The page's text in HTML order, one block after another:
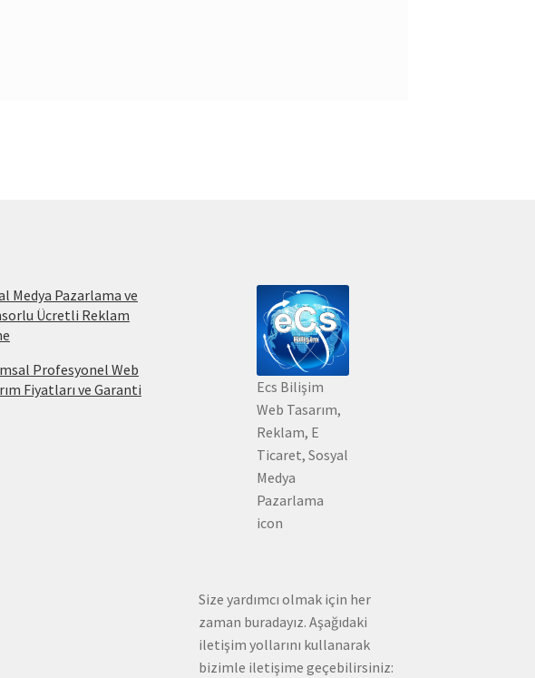
Medya Pazarlama ve
Ücretli Reklam
Profesyonel Web
Fiyatları ve Garanti
Ecs Bilişim
Web Tasarım,
Reklam, E
Ticaret, Sosyal
Medya
Pazarlama
icon
Size yardımcı olmak için her
zaman buradayız. Aşağıdaki
iletişim yollarını kullanarak
bizimle iletişime geçebilirsiniz: